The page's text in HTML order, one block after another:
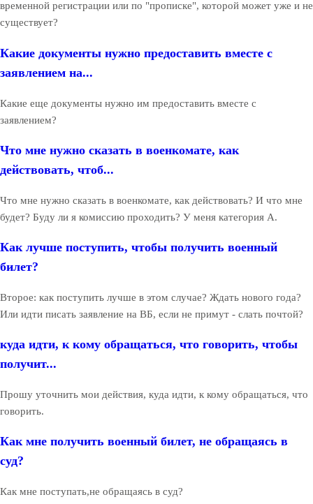
временной регистрации или по "прописке", которой может уже и не
существует?
Какие документы нужно предоставить вместе с
заявлением на...
Какие еще документы нужно им предоставить вместе с
заявлением?
Что мне нужно сказать в военкомате, как
действовать, чтоб...
Что мне нужно сказать в военкомате, как действовать? И что мне
будет? Буду ли я комиссию проходить? У меня категория А.
Как лучше поступить, чтобы получить военный
билет?
Второе: как поступить лучше в этом случае? Ждать нового года?
Или идти писать заявление на ВБ, если не примут - слать почтой?
куда идти, к кому обращаться, что говорить, чтобы
получит...
Прошу уточнить мои действия, куда идти, к кому обращаться, что
говорить.
Как мне получить военный билет, не обращаясь в
суд?
Как мне поступать,не обращаясь в суд?